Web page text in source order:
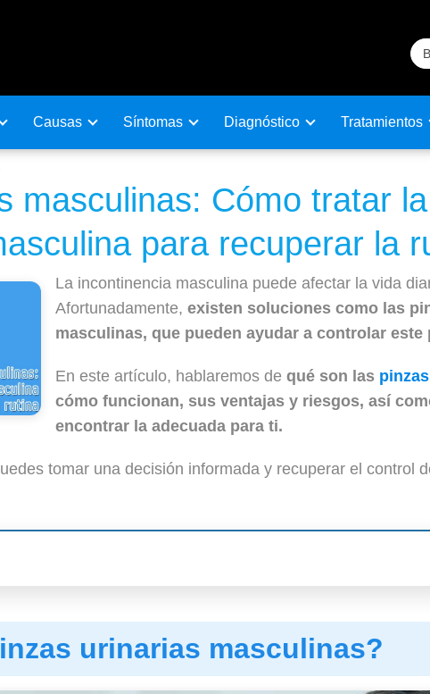
Causas Sí­ntomas Diagnóstico Tratamientos
masculinas: Cómo tratar la
para recuperar la
La incontinencia masculina puede afectar la vida
Afortunadamente, existen soluciones como las
masculinas, que pueden ayudar a controlar este
En este artículo, hablaremos de qué son las
cómo funcionan, sus ventajas y riesgos, así
encontrar la adecuada para ti.
tomar una decisión informada y recuperar el control
urinarias masculinas?